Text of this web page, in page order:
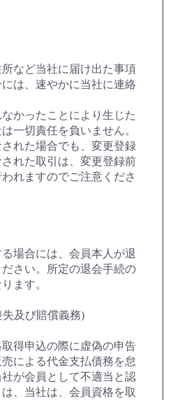
など当社に届け出た事項
は、速やかに当社に連絡
かったことにより生じた
一切責任を負いません。
れた場合でも、変更登録
れた取引は、変更登録前
れますのでご注意くださ
場合には、会員本人が退
さい。所定の退会手続の
ます。
及び賠償義務)
得申込の際に虚偽の申告
による代金支払債務を怠
が会員として不適当と認
、当社は、会員資格を取